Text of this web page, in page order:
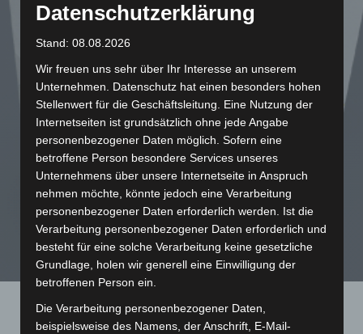
Papiermusterbuch
?
by A.SENCZYSZYN on 15. MAI 2019 in
SONDERFARBENDRUCK
Datenschutzerklärung
Stand: 08.08.2026
Wir freuen uns sehr über Ihr Interesse an unserem
Unternehmen. Datenschutz hat einen besonders hohen
Stellenwert für die Geschäftsleitung. Eine Nutzung der
Internetseiten ist grundsätzlich ohne jede Angabe
personenbezogener Daten möglich. Sofern eine
betroffene Person besondere Services unseres
Unternehmens über unsere Internetseite in Anspruch
nehmen möchte, könnte jedoch eine Verarbeitung
personenbezogener Daten erforderlich werden. Ist die
Verarbeitung personenbezogener Daten erforderlich und
besteht für eine solche Verarbeitung keine gesetzliche
Grundlage, holen wir generell eine Einwilligung der
betroffenen Person ein.
Die Verarbeitung personenbezogener Daten,
beispielsweise des Namens, der Anschrift, E-Mail-